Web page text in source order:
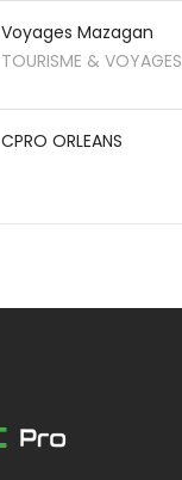
Voyages Mazagan
TOURISME & VOYAGES
CPRO ORLEANS